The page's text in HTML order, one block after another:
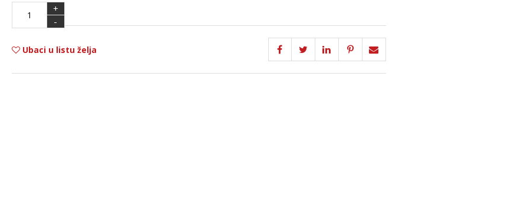
+
-
Ubaci u listu želja